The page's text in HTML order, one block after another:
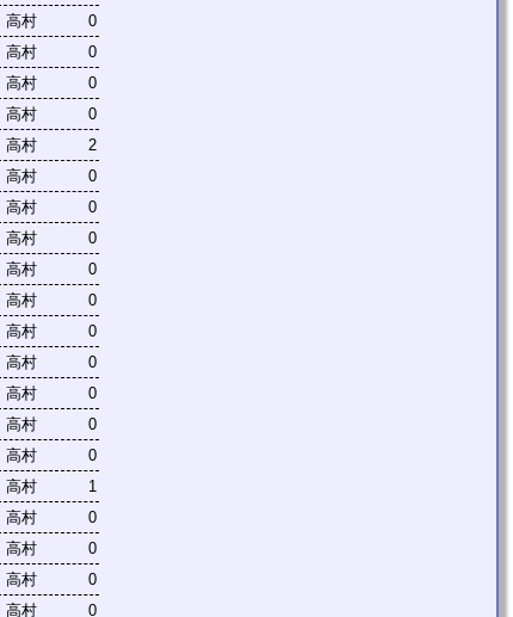
高村
0
高村
0
高村
0
高村
0
高村
2
高村
0
高村
0
高村
0
高村
0
高村
0
高村
0
高村
0
高村
0
高村
0
高村
0
高村
1
高村
0
高村
0
高村
0
高村 0